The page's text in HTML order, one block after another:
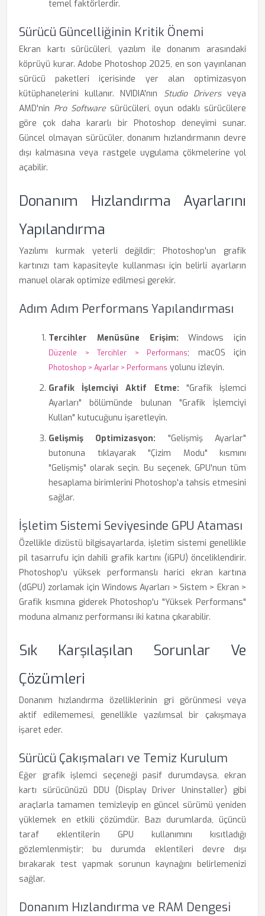
temel faktörlerdir.
Sürücü Güncelliğinin Kritik Önemi
Ekran kartı sürücüleri, yazılım ile donanım arasındaki
köprüyü kurar. Adobe Photoshop 2025, en son yayınlanan
sürücü paketleri içerisinde yer alan optimizasyon
kütüphanelerini kullanır. NVIDIA'nın Studio Driversveya
AMD'nin Pro Softwaresürücüleri, oyun odaklı sürücülere
göre çok daha kararlı bir Photoshop deneyimi sunar.
Güncel olmayan sürücüler, donanım hızlandırmanın devre
dışı kalmasına veya rastgele uygulama çökmelerine yol
açabilir.
Donanım Hızlandırma Ayarlarını
Yapılandırma
Yazılımı kurmak yeterli değildir; Photoshop'un grafik
kartınızı tam kapasiteyle kullanması için belirli ayarların
manuel olarak optimize edilmesi gerekir.
Adım Adım Performans Yapılandırması
Tercihler Menüsüne Erişim: Windows için
Düzenle > Tercihler > Performans; macOS için
Photoshop > Ayarlar > Performans yolunu izleyin.
Grafik İşlemciyi Aktif Etme: "Grafik İşlemci
Ayarları" bölümünde bulunan "Grafik İşlemciyi
Kullan" kutucuğunu işaretleyin.
Gelişmiş Optimizasyon: "Gelişmiş Ayarlar"
butonuna tıklayarak "Çizim Modu" kısmını
"Gelişmiş" olarak seçin. Bu seçenek, GPU'nun tüm
hesaplama birimlerini Photoshop'a tahsis etmesini
sağlar.
İşletim Sistemi Seviyesinde GPU Ataması
Özellikle dizüstü bilgisayarlarda, işletim sistemi genellikle
pil tasarrufu için dahili grafik kartını (iGPU) önceliklendirir.
Photoshop'u yüksek performanslı harici ekran kartına
(dGPU) zorlamak için Windows Ayarları > Sistem > Ekran >
Grafik kısmına giderek Photoshop'u "Yüksek Performans"
moduna almanız performansı iki katına çıkarabilir.
Sık Karşılaşılan Sorunlar Ve
Çözümleri
Donanım hızlandırma özelliklerinin gri görünmesi veya
aktif edilememesi, genellikle yazılımsal bir çakışmaya
işaret eder.
Sürücü Çakışmaları ve Temiz Kurulum
Eğer grafik işlemci seçeneği pasif durumdaysa, ekran
kartı sürücünüzü DDU (Display Driver Uninstaller) gibi
araçlarla tamamen temizleyip en güncel sürümü yeniden
yüklemek en etkili çözümdür. Bazı durumlarda, üçüncü
taraf eklentilerin GPU kullanımını kısıtladığı
gözlemlenmiştir; bu durumda eklentileri devre dışı
bırakarak test yapmak sorunun kaynağını belirlemenizi
sağlar.
Donanım Hızlandırma ve RAM Dengesi